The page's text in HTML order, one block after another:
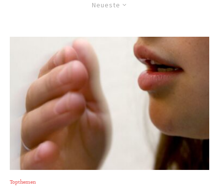
Neueste
Topthemen